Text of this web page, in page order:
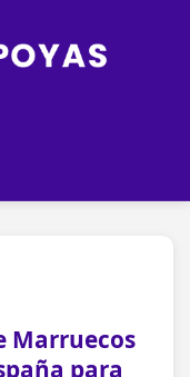
Marruecos
para